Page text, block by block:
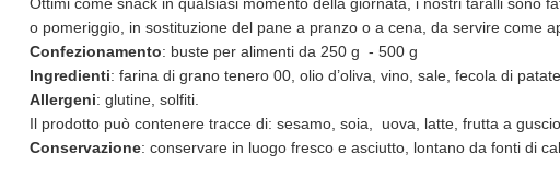
Ottimi come snack in qualsiasi momento della giornata, i nostri taralli sono
o pomeriggio, in sostituzione del pane a pranzo o a cena, da servire come
Confezionamento: buste per alimenti da 250 g - 500 g
Ingredienti: farina di grano tenero 00, olio d’oliva, vino, sale, fecola di
Allergeni: glutine, solfiti.
Il prodotto può contenere tracce di: sesamo, soia, uova, latte, frutta a
Conservazione: conservare in luogo fresco e asciutto, lontano da fonti di